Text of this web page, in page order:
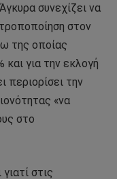
συνεχίζει να
στον
της οποίας
και για την εκλογή
περιορίσει την
«να
στο
στις